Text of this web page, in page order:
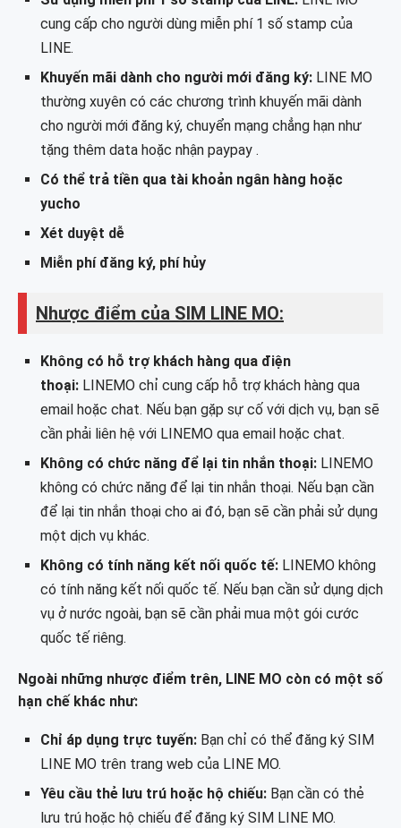
cung cấp cho người dùng miễn phí 1 số stamp của
LINE.
Khuyến mãi dành cho người mới đăng ký: LINE MO
thường xuyên có các chương trình khuyến mãi dành
cho người mới đăng ký, chuyển mạng chẳng hạn như
tặng thêm data hoặc nhận paypay .
Có thể trả tiền qua tài khoản ngân hàng hoặc
yucho
Xét duyệt dễ
Miễn phí đăng ký, phí hủy
Nhược điểm của SIM LINE MO:
Không có hỗ trợ khách hàng qua điện
thoại: LINEMO chỉ cung cấp hỗ trợ khách hàng qua
email hoặc chat. Nếu bạn gặp sự cố với dịch vụ, bạn sẽ
cần phải liên hệ với LINEMO qua email hoặc chat.
Không có chức năng để lại tin nhắn thoại: LINEMO
không có chức năng để lại tin nhắn thoại. Nếu bạn cần
để lại tin nhắn thoại cho ai đó, bạn sẽ cần phải sử dụng
một dịch vụ khác.
Không có tính năng kết nối quốc tế: LINEMO không
có tính năng kết nối quốc tế. Nếu bạn cần sử dụng dịch
vụ ở nước ngoài, bạn sẽ cần phải mua một gói cước
quốc tế riêng.
Ngoài những nhược điểm trên, LINE MO còn có một số
hạn chế khác như:
Chỉ áp dụng trực tuyến: Bạn chỉ có thể đăng ký SIM
LINE MO trên trang web của LINE MO.
Yêu cầu thẻ lưu trú hoặc hộ chiếu: Bạn cần có thẻ
lưu trú hoặc hộ chiếu để đăng ký SIM LINE MO.